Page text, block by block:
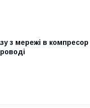
з мережі в